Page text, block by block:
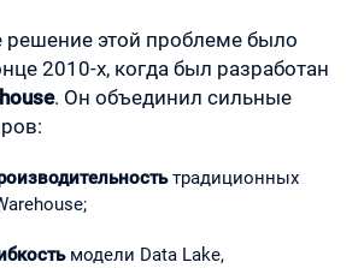
решение этой проблеме было
2010-х, когда был разработан
. Он объединил сильные
традиционных
модели Data Lake,